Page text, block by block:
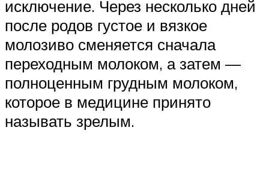
исключение. Через несколько дней
после родов густое и вязкое
молозиво сменяется сначала
переходным молоком, а затем —
полноценным грудным молоком,
которое в медицине принято
называть зрелым.